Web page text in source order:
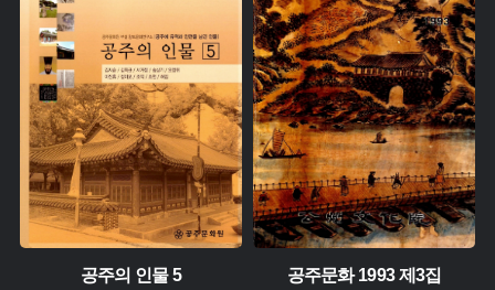
주제 :
유형 :
생산 :
소장 :
공주의 인물 5
주제 :
유형 :
생산 :
소장 :
공주문화 1993 제3집